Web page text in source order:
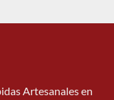
Artesanales en